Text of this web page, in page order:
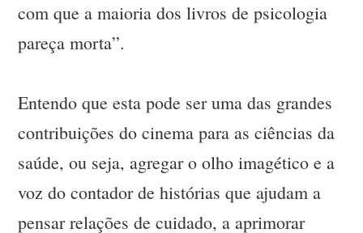
com que a maioria dos livros de psicologia
pareça morta”.
Entendo que esta pode ser uma das grandes
contribuições do cinema para as ciências da
saúde, ou seja, agregar o olho imagético e a
voz do contador de histórias que ajudam a
pensar relações de cuidado, a aprimorar